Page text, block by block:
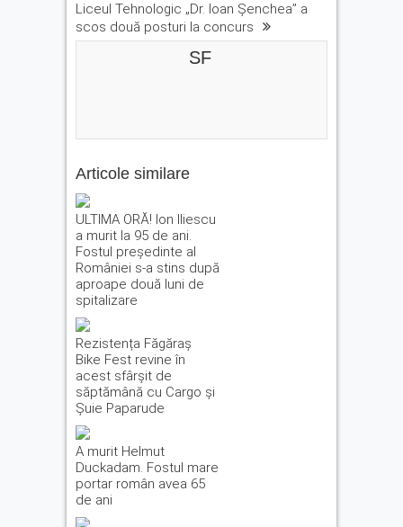
Liceul Tehnologic „Dr. Ioan Șenchea” a
scos două posturi la concurs
SF
Articole similare
ULTIMA ORĂ! Ion Iliescu
a murit la 95 de ani.
Fostul președinte al
României s-a stins după
aproape două luni de
spitalizare
Rezistența Făgăraș
Bike Fest revine în
acest sfârșit de
săptămână cu Cargo și
Șuie Paparude
A murit Helmut
Duckadam. Fostul mare
portar român avea 65
de ani